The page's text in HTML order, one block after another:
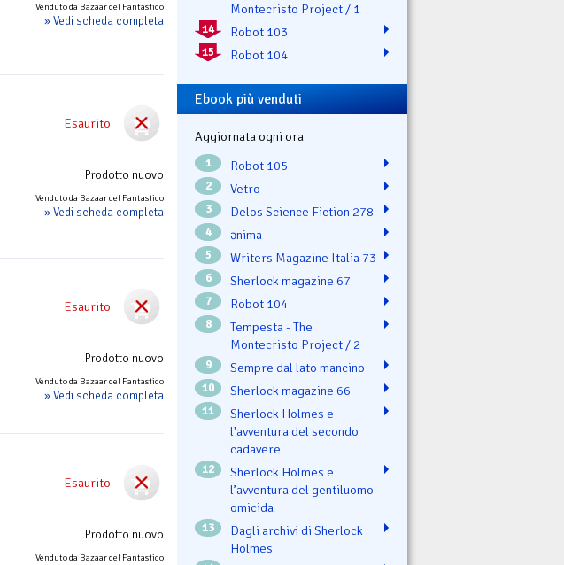
Venduto da Bazaar del Fantastico
» Vedi scheda completa
Esaurito
Prodotto nuovo
Venduto da Bazaar del Fantastico
» Vedi scheda completa
Esaurito
Prodotto nuovo
Venduto da Bazaar del Fantastico
» Vedi scheda completa
Esaurito
Prodotto nuovo
Venduto da Bazaar del Fantastico
Montecristo Project / 1
14 Robot 103
15 Robot 104
Ebook più venduti
Aggiornata ogni ora
1 Robot 105
2 Vetro
3 Delos Science Fiction 278
4 ənima
5 Writers Magazine Italia 73
6 Sherlock magazine 67
7 Robot 104
8
Tempesta - The
Montecristo Project / 2
9 Sempre dal lato mancino
10 Sherlock magazine 66
11
Sherlock Holmes e
l'avventura del secondo
cadavere
12
Sherlock Holmes e
l’avventura del gentiluomo
omicida
13
Dagli archivi di Sherlock
Holmes